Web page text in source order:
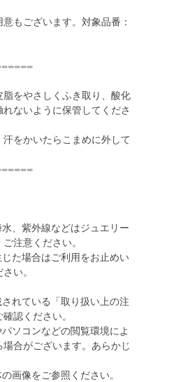
もございます。対象品番：
脂をやさしくふき取り、酸化
ないように保管してくださ
汗をかいたらこまめに外して
、紫外線などはジュエリー
注意ください。
た場合はご利用をお止めい
い。
れている「取り扱い上の注
認ください。
ソコンなどの閲覧環境によ
合がございます。あらかじ
画像をご参照ください。